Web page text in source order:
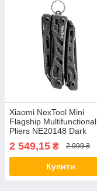
Xiaomi NexTool Mini
Flagship Multifunctional
Pliers NE20148 Dark
2 549,15 ₴ 2 999 ₴
Купити